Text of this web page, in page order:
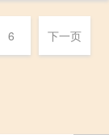
6 下一页